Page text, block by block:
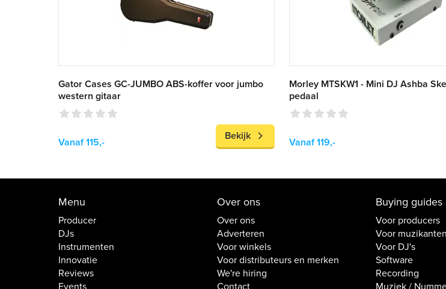
Gator Cases GC-JUMBO ABS-koffer voor jumbo
western gitaar
Vanaf 115,-
Bekijk
Morley MTSKW1 - Mini DJ Ashba
pedaal
Vanaf 119,-
Menu
Producer
DJs
Instrumenten
Innovatie
Reviews
Over ons
Over ons
Adverteren
Voor winkels
Voor distributeurs en merken
We're hiring
Buying guides
Voor producers
Voor muzikanten
Voor DJ's
Software
Recording